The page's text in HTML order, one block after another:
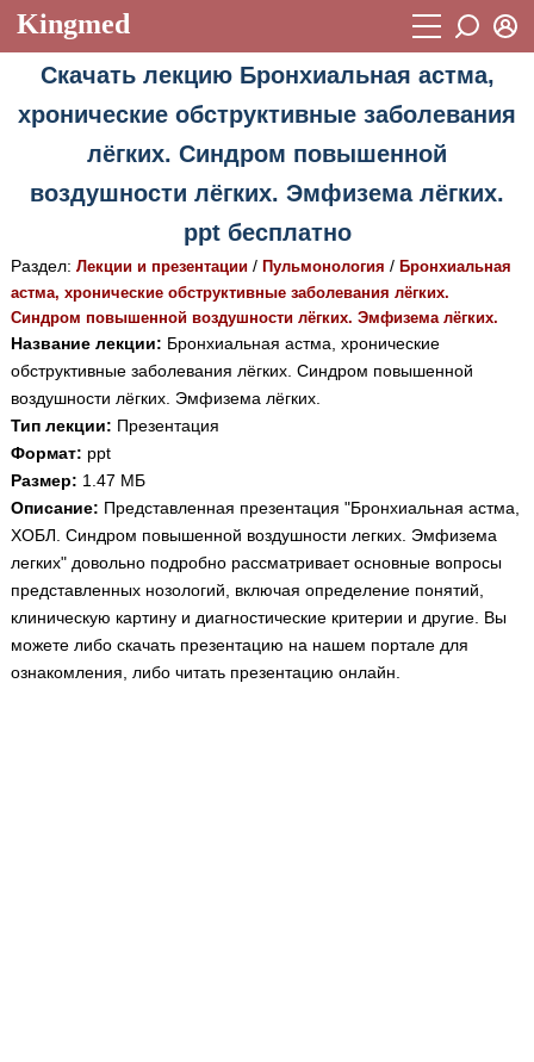
Kingmed
Учебный материал
Видеогалерея 899
1268
Лекции и презентации 2474
Аккредитационные тесты (6)
Методические рекомендации 1050
Научно-популярное
Статьи
Новости (244)
Медицинская стандартизация
Нормативы экстренной и неотложной помощи
Нормы лабораторных и инструментальных
Регистрация
Скачать лекцию Бронхиальная астма,
хронические обструктивные заболевания
лёгких. Синдром повышенной
воздушности лёгких. Эмфизема лёгких.
ppt бесплатно
Раздел: Лекции и презентации/ Пульмонология / Бронхиальная
астма, хронические обструктивные заболевания лёгких.
Синдром повышенной воздушности лёгких. Эмфизема лёгких.
Название лекции: Бронхиальная астма, хронические
обструктивные заболевания лёгких. Синдром повышенной
воздушности лёгких. Эмфизема лёгких.
Тип лекции: Презентация
Формат: ppt
Размер: 1.47 МБ
Описание: Представленная презентация "Бронхиальная астма,
ХОБЛ. Синдром повышенной воздушности легких. Эмфизема
легких" довольно подробно рассматривает основные вопросы
представленных нозологий, включая определение понятий,
клиническую картину и диагностические критерии и другие. Вы
можете либо скачать презентацию на нашем портале для
ознакомления, либо читать презентацию онлайн.